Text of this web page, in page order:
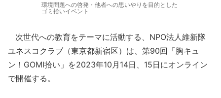
環境問題への啓発・他者への思いやりを目的とした
ゴミ拾いイベント
次世代への教育をテーマに活動する、NPO法人維新隊
ユネスコクラブ（東京都新宿区）は、第90回「胸キュ
ン！GOMI拾い」を2023年10月14日、15日にオンライン
で開催する。